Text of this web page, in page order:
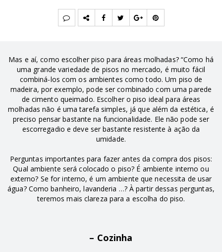
Mas e aí, como escolher piso para áreas molhadas? “Como há
uma grande variedade de pisos no mercado, é muito fácil
combiná-los com os ambientes como todo. Um piso de
madeira, por exemplo, pode ser combinado com uma parede
de cimento queimado. Escolher o piso ideal para áreas
molhadas não é uma tarefa simples, já que além da estética, é
preciso pensar bastante na funcionalidade. Ele não pode ser
escorregadio e deve ser bastante resistente à ação da
umidade.
Perguntas importantes para fazer antes da compra dos pisos:
Qual ambiente será colocado o piso? É ambiente interno ou
externo? Se for interno, é um ambiente que necessita de usar
água? Como banheiro, lavanderia …? À partir dessas perguntas,
teremos mais clareza para a escolha do piso.
– Cozinha